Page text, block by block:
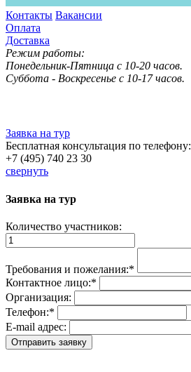
Контакты Вакансии
Оплата
Доставка
Режим работы:
Понедельник-Пятница с 10-20 часов.
Суббота - Воскресенье с 10-17 часов.
Заявка на тур
Бесплатная консультация по телефону:
+7 (495) 740 23 30
свернуть
Заявка на тур
Количество участников:
Требования и пожелания:*
Контактное лицо:*
Организация:
Телефон:*
E-mail адрес: